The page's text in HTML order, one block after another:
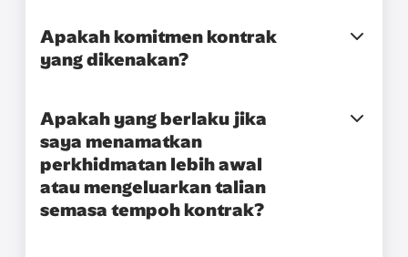
Apakah komitmen kontrak
yang dikenakan?
Apakah yang berlaku jika
saya menamatkan
perkhidmatan lebih awal
atau mengeluarkan talian
semasa tempoh kontrak?